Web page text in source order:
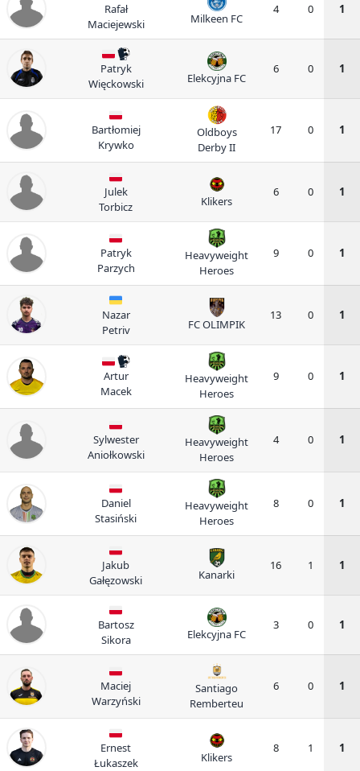
Rafał
Maciejewski
Milkeen FC
4 0 1
Patryk
Więckowski
Elekcyjna FC
6 0 1
Bartłomiej
Krywko
Oldboys
Derby II
17 0 1
Julek
Torbicz
Klikers
6 0 1
Patryk
Parzych
Heavyweight
Heroes
9 0 1
Nazar
Petriv
FC OLIMPIK
13 0 1
Artur
Macek
Heavyweight
Heroes
9 0 1
Sylwester
Aniołkowski
Heavyweight
Heroes
4 0 1
Daniel
Stasiński
Heavyweight
Heroes
8 0 1
Jakub
Gałęzowski
Kanarki
16 1 1
Bartosz
Sikora
Elekcyjna FC
3 0 1
Maciej
Warzyński
Santiago
Remberteu
6 0 1
Ernest
Łukaszek
Klikers
8 1 1